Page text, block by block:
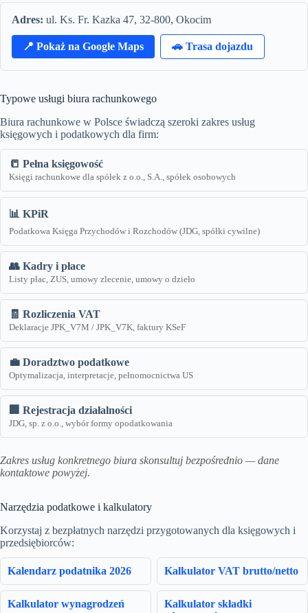
Adres: ul. Ks. Fr. Kazka 47, 32-800, Okocim
📍 Pokaż na Google Maps 🚗 Trasa dojazdu
Typowe usługi biura rachunkowego
Biura rachunkowe w Polsce świadczą szeroki zakres usług
księgowych i podatkowych dla firm:
📒 Pełna księgowość
Księgi rachunkowe dla spółek z o.o., S.A., spółek osobowych
📊 KPiR
Podatkowa Księga Przychodów i Rozchodów (JDG, spółki cywilne)
👥 Kadry i płace
Listy płac, ZUS, umowy zlecenie, umowy o dzieło
🧾 Rozliczenia VAT
Deklaracje JPK_V7M / JPK_V7K, faktury KSeF
💼 Doradztwo podatkowe
Optymalizacja, interpretacje, pełnomocnictwa US
🏢 Rejestracja działalności
JDG, sp. z o.o., wybór formy opodatkowania
Zakres usług konkretnego biura skonsultuj bezpośrednio — dane
kontaktowe powyżej.
Narzędzia podatkowe i kalkulatory
Korzystaj z bezpłatnych narzędzi przygotowanych dla księgowych i
przedsiębiorców:
Kalendarz podatnika 2026 Kalkulator VAT brutto/netto
Kalkulator wynagrodzeń
Kalkulator składki